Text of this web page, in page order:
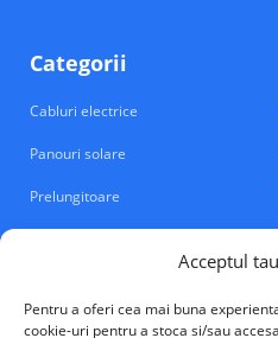
Acceptul
Pentru a oferi cea mai buna
cookie-uri pentru a stoca si/sau
Categorii
Cabluri electrice
Panouri solare
Prelungitoare